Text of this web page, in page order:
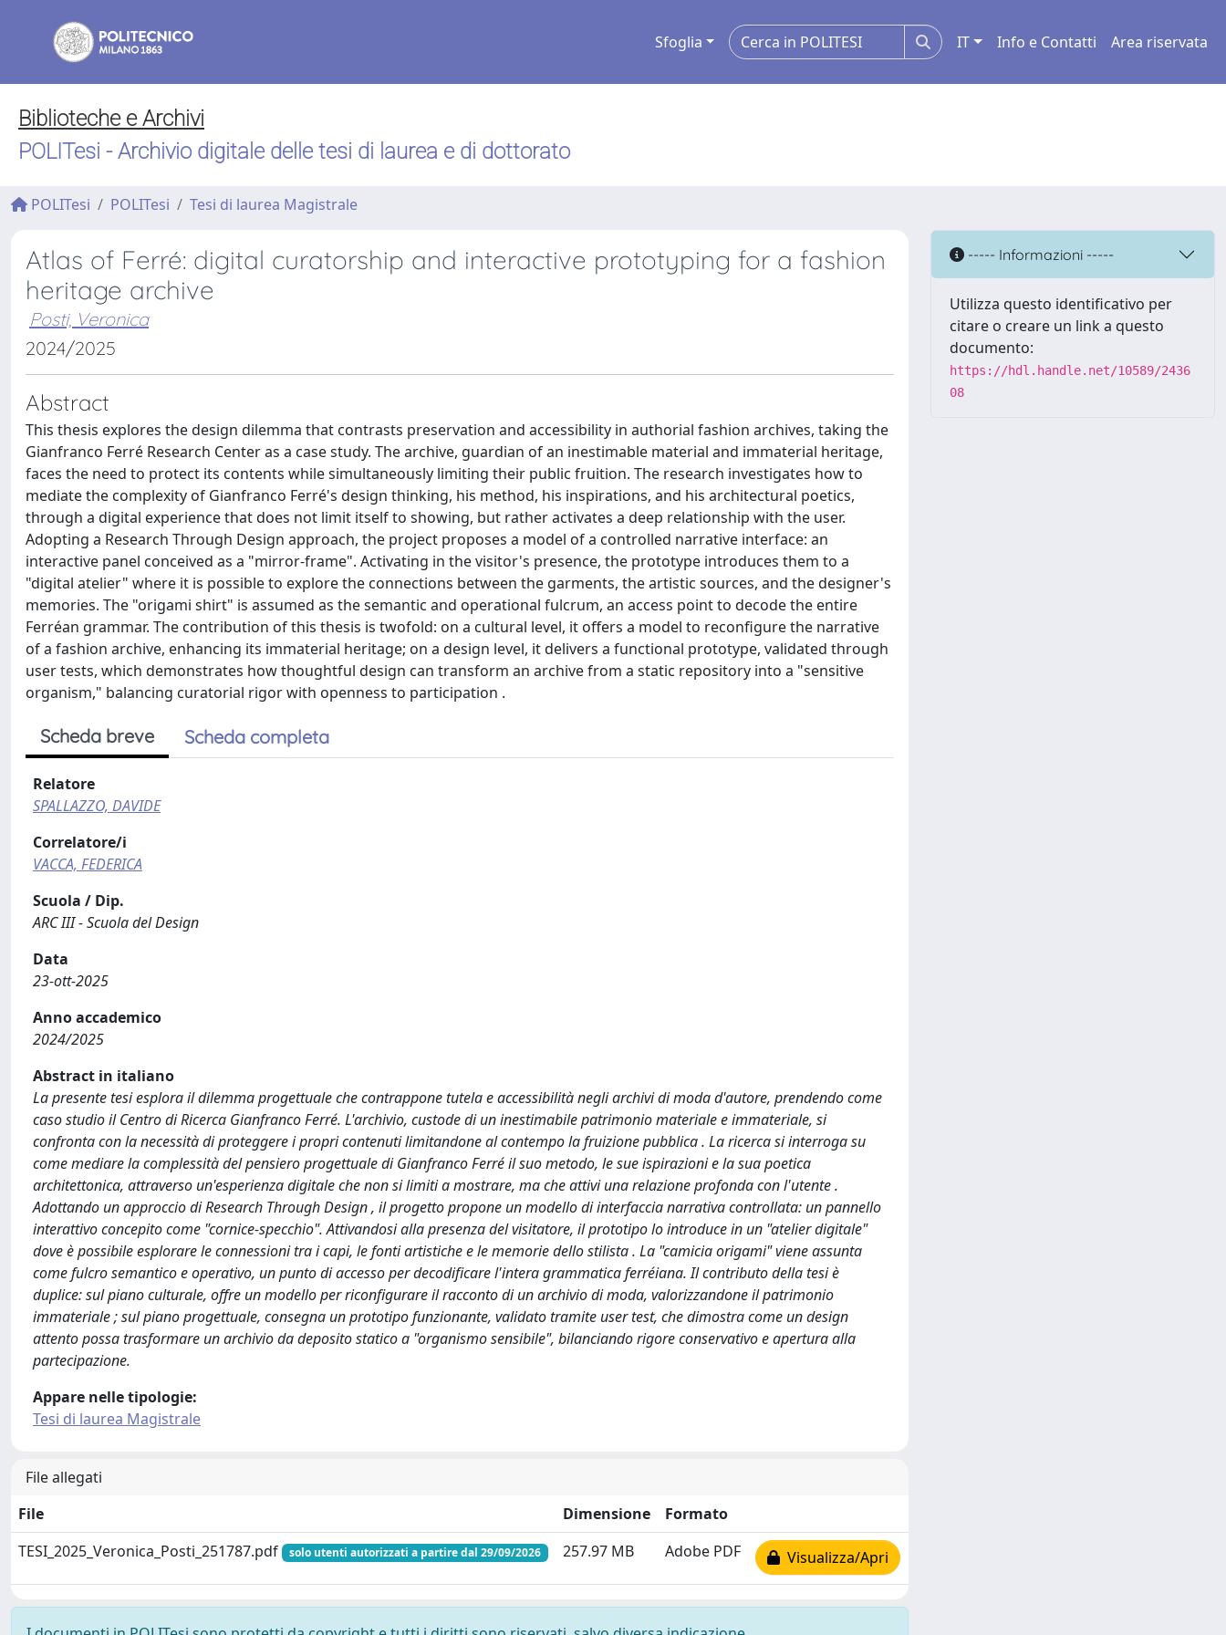
Sfoglia IT Info e Contatti Area riservata
Biblioteche e Archivi
POLITesi - Archivio digitale delle tesi di laurea e di dottorato
POLITesi POLITesi Tesi di laurea Magistrale
Atlas of Ferré: digital curatorship and interactive prototyping for a fashion
heritage archive
Posti, Veronica
2024/2025
Abstract
This thesis explores the design dilemma that contrasts preservation and accessibility in authorial fashion archives, taking the
Gianfranco Ferré Research Center as a case study. The archive, guardian of an inestimable material and immaterial heritage,
faces the need to protect its contents while simultaneously limiting their public fruition. The research investigates how to
mediate the complexity of Gianfranco Ferré's design thinking, his method, his inspirations, and his architectural poetics,
through a digital experience that does not limit itself to showing, but rather activates a deep relationship with the user.
Adopting a Research Through Design approach, the project proposes a model of a controlled narrative interface: an
interactive panel conceived as a "mirror-frame". Activating in the visitor's presence, the prototype introduces them to a
"digital atelier" where it is possible to explore the connections between the garments, the artistic sources, and the designer's
memories. The "origami shirt" is assumed as the semantic and operational fulcrum, an access point to decode the entire
Ferréan grammar. The contribution of this thesis is twofold: on a cultural level, it offers a model to reconfigure the narrative
of a fashion archive, enhancing its immaterial heritage; on a design level, it delivers a functional prototype, validated through
user tests, which demonstrates how thoughtful design can transform an archive from a static repository into a "sensitive
organism," balancing curatorial rigor with openness to participation .
Scheda breve Scheda completa
Relatore
SPALLAZZO, DAVIDE
Correlatore/i
VACCA, FEDERICA
Scuola / Dip.
ARC III - Scuola del Design
Data
23-ott-2025
Anno accademico
2024/2025
Abstract in italiano
La presente tesi esplora il dilemma progettuale che contrappone tutela e accessibilità negli archivi di moda d'autore, prendendo come
caso studio il Centro di Ricerca Gianfranco Ferré. L'archivio, custode di un inestimabile patrimonio materiale e immateriale, si
confronta con la necessità di proteggere i propri contenuti limitandone al contempo la fruizione pubblica . La ricerca si interroga su
come mediare la complessità del pensiero progettuale di Gianfranco Ferré il suo metodo, le sue ispirazioni e la sua poetica
architettonica, attraverso un'esperienza digitale che non si limiti a mostrare, ma che attivi una relazione profonda con l'utente .
Adottando un approccio di Research Through Design , il progetto propone un modello di interfaccia narrativa controllata: un pannello
interattivo concepito come "cornice-specchio". Attivandosi alla presenza del visitatore, il prototipo lo introduce in un "atelier digitale"
dove è possibile esplorare le connessioni tra i capi, le fonti artistiche e le memorie dello stilista . La "camicia origami" viene assunta
come fulcro semantico e operativo, un punto di accesso per decodificare l'intera grammatica ferréiana. Il contributo della tesi è
duplice: sul piano culturale, offre un modello per riconfigurare il racconto di un archivio di moda, valorizzandone il patrimonio
immateriale ; sul piano progettuale, consegna un prototipo funzionante, validato tramite user test, che dimostra come un design
attento possa trasformare un archivio da deposito statico a "organismo sensibile", bilanciando rigore conservativo e apertura alla
partecipazione.
Appare nelle tipologie:
Tesi di laurea Magistrale
File allegati
File
Dimensione
Formato
TESI_2025_Veronica_Posti_251787.pdf
solo utenti autorizzati a partire dal 29/09/2026 257.97 MB Adobe PDF Visualizza/Apri
----- Informazioni -----
Utilizza questo identificativo per
citare o creare un link a questo
documento:
https://hdl.handle.net/10589/2436
08